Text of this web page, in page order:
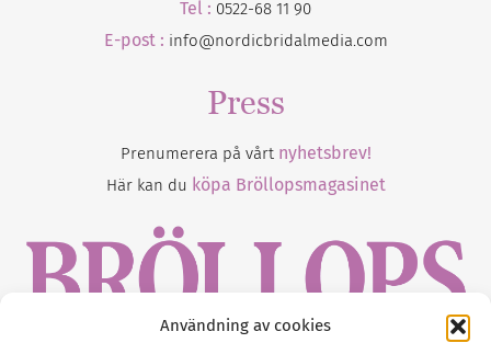
Användning av cookies
Tel : 0522-68 11 90
E-post : info@nordicbridalmedia.com
Press
Prenumerera på vårt nyhetsbrev!
Här kan du köpa Bröllopsmagasinet